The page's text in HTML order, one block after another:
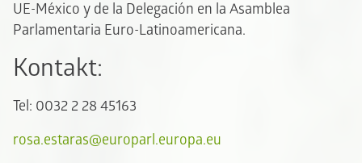
UE-México y de la Delegación en la Asamblea
Parlamentaria Euro-Latinoamericana.
Kontakt:
Tel: 0032 2 28 45163
rosa.estaras@europarl.europa.eu